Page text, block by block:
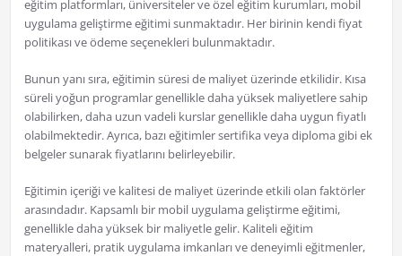
eğitim platformları, üniversiteler ve özel eğitim kurumları, mobil
uygulama geliştirme eğitimi sunmaktadır. Her birinin kendi fiyat
politikası ve ödeme seçenekleri bulunmaktadır.
Bunun yanı sıra, eğitimin süresi de maliyet üzerinde etkilidir. Kısa
süreli yoğun programlar genellikle daha yüksek maliyetlere sahip
olabilirken, daha uzun vadeli kurslar genellikle daha uygun fiyatlı
olabilmektedir. Ayrıca, bazı eğitimler sertifika veya diploma gibi ek
belgeler sunarak fiyatlarını belirleyebilir.
Eğitimin içeriği ve kalitesi de maliyet üzerinde etkili olan faktörler
arasındadır. Kapsamlı bir mobil uygulama geliştirme eğitimi,
genellikle daha yüksek bir maliyetle gelir. Kaliteli eğitim
materyalleri, pratik uygulama imkanları ve deneyimli eğitmenler,